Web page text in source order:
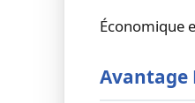
Économique
Avantage